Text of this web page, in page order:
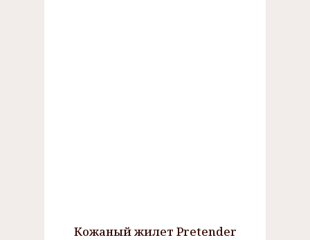
Кожаный жилет Pretender